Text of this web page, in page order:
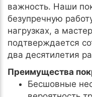
важность. Наши
безупречную
нагрузках, а
подтверждается
два десятилетия
Преимущества
Бесшовные